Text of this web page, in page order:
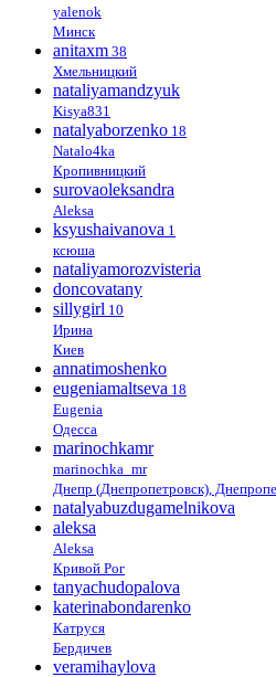
yalenok
Минск
anitaxm 38
Хмельницкий
nataliyamandzyuk
Kisya831
natalyaborzenko 18
Natalo4ka
Кропивницкий
surovaoleksandra
Aleksa
ksyushaivanova 1
ксюша
nataliyamorozvisteria
doncovatany
sillygirl 10
Ирина
Киев
annatimoshenko
eugeniamaltseva 18
Eugenia
Одесса
marinochkamr
marinochka_mr
Днепр (Днепропетровск),
natalyabuzdugamelnikova
aleksa
Aleksa
Кривой Рог
tanyachudopalova
katerinabondarenko
Катруся
Бердичев
veramihaylova